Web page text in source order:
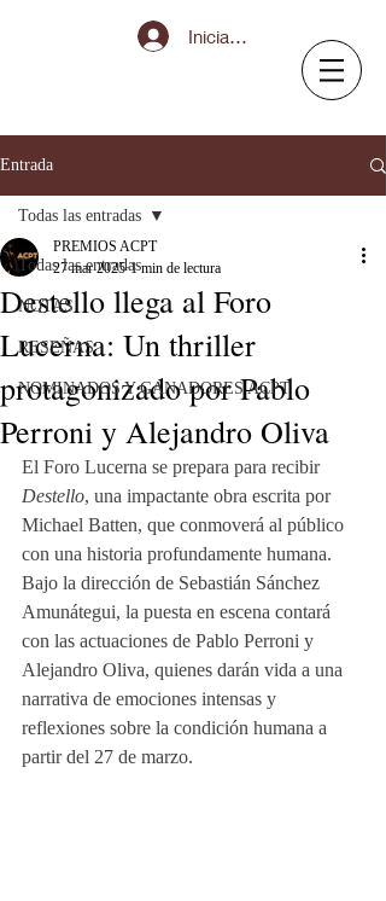
Iniciar sesión
Entrada
Todas las entradas
NOTAS
RESEÑAS
NOMINADOS Y GANADORES ACPT
Todas las entradas
Destello llega al Foro
Lucerna: Un thriller
protagonizado por Pablo
Perroni y Alejandro Oliva
PREMIOS ACPT
27 mar 2025 1 min de lectura
El Foro Lucerna se prepara para recibir
Destello, una impactante obra escrita por
Michael Batten, que conmoverá al público
con una historia profundamente humana.
Bajo la dirección de Sebastián Sánchez
Amunátegui, la puesta en escena contará
con las actuaciones de Pablo Perroni y
Alejandro Oliva, quienes darán vida a una
narrativa de emociones intensas y
reflexiones sobre la condición humana a
partir del 27 de marzo.